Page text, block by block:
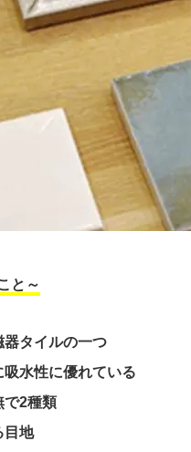
と～
タイルの一つ
水性に優れている
で2種類
目地